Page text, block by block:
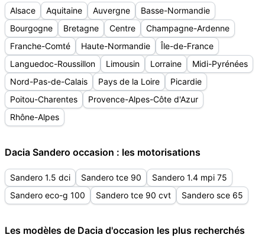
Alsace Aquitaine Auvergne
Basse-Normandie
Bourgogne
Bretagne Centre
Champagne-Ardenne
Franche-Comté
Haute-Normandie
Île-de-France
Languedoc-Roussillon
Limousin Lorraine
Midi-Pyrénées
Nord-Pas-de-Calais
Pays de la Loire
Picardie
Poitou-Charentes
Provence-Alpes-Côte d'Azur
Rhône-Alpes
Dacia Sandero occasion : les motorisations
Sandero 1.5 dci Sandero tce 90
Sandero 1.4 mpi 75
Sandero eco-g 100
Sandero tce 90 cvt Sandero sce 65
Les modèles de Dacia d'occasion les plus recherchés